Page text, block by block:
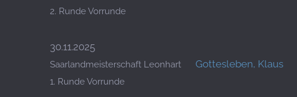
2. Runde Vorrunde
30.11.2025
Saarlandmeisterschaft Leonhart
1. Runde Vorrunde
Gottesleben, Klaus